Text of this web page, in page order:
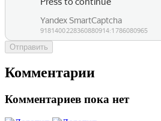
Отправить
Комментарии
Комментариев пока нет